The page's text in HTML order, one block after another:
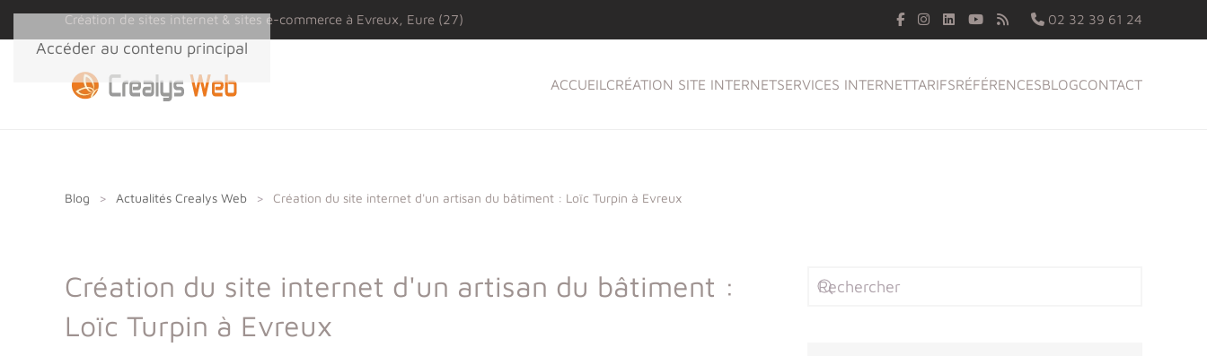
Accéder au contenu principal
Création de sites internet & sites e-commerce à Evreux, Eure (27) 02 32 39 61 24
ACCUEIL CRÉATION SITE INTERNETSERVICES INTERNETTARIFSRÉFÉRENCESBLOGCONTACT
Blog Actualités Crealys Web Création du site internet d'un artisan du bâtiment : Loïc Turpin à Evreux
Création du site internet d'un artisan du bâtiment :
Loïc Turpin à Evreux
Panneau de gestion des cookies